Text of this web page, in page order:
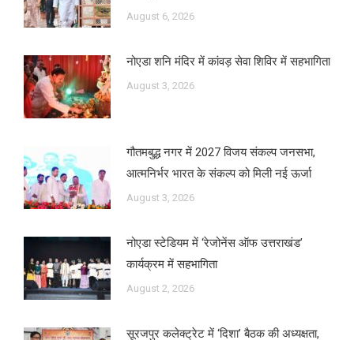
August 6, 2026
नोएडा शनि मंदिर में कांवड़ सेवा शिविर में सहभागिता
August 3, 2026
गौतमबुद्ध नगर में 2027 विजय संकल्प जनसभा,
आत्मनिर्भर भारत के संकल्प को मिली नई ऊर्जा
August 3, 2026
नोएडा स्टेडियम में ‘रेजोनेंस ऑफ उत्तराखंड’
कार्यक्रम में सहभागिता
August 2, 2026
सूरजपुर कलेक्ट्रेट में ‘दिशा’ बैठक की अध्यक्षता,